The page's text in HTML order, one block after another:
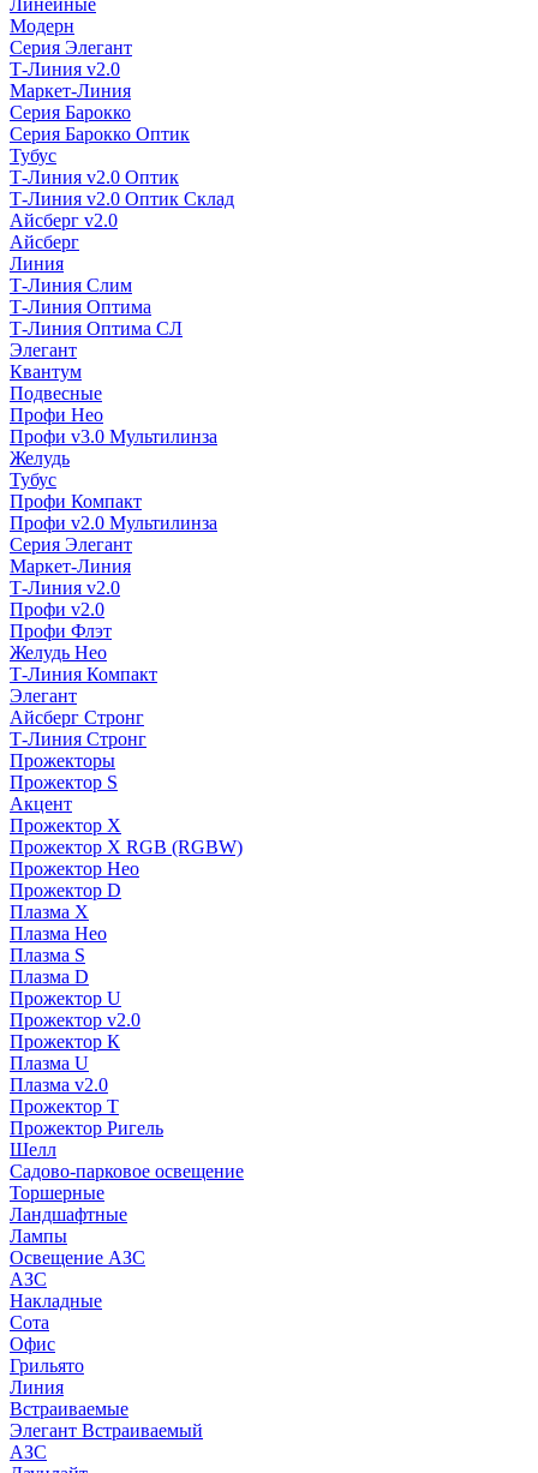
Линейные
Модерн
Серия Элегант
Т-Линия v2.0
Маркет-Линия
Серия Барокко
Серия Барокко Оптик
Тубус
Т-Линия v2.0 Оптик
Т-Линия v2.0 Оптик Склад
Айсберг v2.0
Айсберг
Линия
Т-Линия Слим
Т-Линия Оптима
Т-Линия Оптима СЛ
Элегант
Квантум
Подвесные
Профи Нео
Профи v3.0 Мультилинза
Желудь
Тубус
Профи Компакт
Профи v2.0 Мультилинза
Серия Элегант
Маркет-Линия
Т-Линия v2.0
Профи v2.0
Профи Флэт
Желудь Нео
Т-Линия Компакт
Элегант
Айсберг Стронг
Т-Линия Стронг
Прожекторы
Прожектор S
Акцент
Прожектор X
Прожектор Х RGB (RGBW)
Прожектор Нео
Прожектор D
Плазма X
Плазма Нео
Плазма S
Плазма D
Прожектор U
Прожектор v2.0
Прожектор К
Плазма U
Плазма v2.0
Прожектор Т
Прожектор Ригель
Шелл
Садово-парковое освещение
Торшерные
Ландшафтные
Лампы
Освещение АЗС
АЗС
Накладные
Сота
Офис
Грильято
Линия
Встраиваемые
Элегант Встраиваемый
АЗС